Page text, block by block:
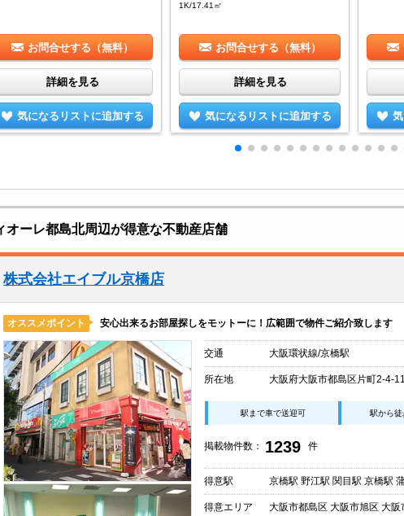
お問合せする（無料）
詳細を見る
気になるリストに追加する
1K/17.41㎡
お問合せする（無料）
詳細を見る
気になるリストに追加する
オーレ都島北周辺が得意な不動産店舗
株式会社エイブル京橋店
オススメポイント 安心出来るお部屋探しをモットーに！広範囲で物件ご紹介致します
交通 大阪環状線/京橋駅
所在地 大阪府大阪市都島区片町2-4-
駅まで車で送迎可 駅から徒
掲載物件数： 1239 件
得意駅 京橋駅 野江駅 関目駅 京橋駅
得意エリア 大阪市都島区 大阪市旭区 大